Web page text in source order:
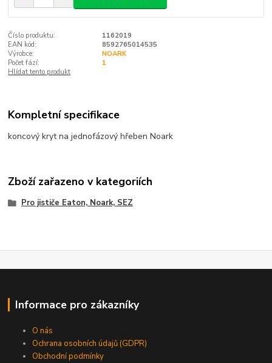
Číslo produktu:
1162019
EAN kód:
8592765014535
Výrobce:
NOARK
Počet fází:
1
Hlídat tento produkt
Kompletní specifikace
koncový kryt na jednofázový hřeben Noark
Zboží zařazeno v kategoriích
Pro jističe Eaton, Noark, SEZ
Informace pro zákazníky
O nás
Ochrana osobních údajů (GDPR)
Obchodní podmínky